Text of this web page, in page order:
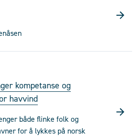
kompetanse og
havvind
både flinke folk og
for å lykkes på norsk